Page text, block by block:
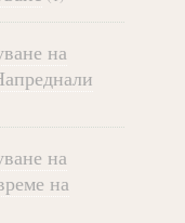
на
на
на